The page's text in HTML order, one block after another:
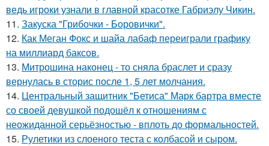
ведь игроки узнали в главной красотке Габриэлу Чикин.
11. Закуска "Грибочки - Боровички".
12. Как Меган Фокс и шайа лабаф переиграли графику
на миллиард баксов.
13. Митрошина наконец - то сняла браслет и сразу
вернулась в сторис после 1, 5 лет молчания.
14. Центральный защитник "Бетиса" Марк бартра вместе
со своей девушкой подошёл к отношениям с
неожиданной серьёзностью - вплоть до формальностей.
15. Рулетики из слоеного теста с колбасой и сыром.